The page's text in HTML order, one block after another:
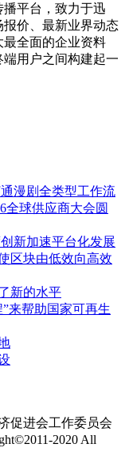
平台，致力于迅
价、最新业界动态
最全面的企业资料
用户之间构建起一
通漫剧全类型工作流
全球供应商大会圆
新加速平台化发展
区块由低效向高效
新的水平
来帮助国家可再生
促进会工作委员会
2020 All